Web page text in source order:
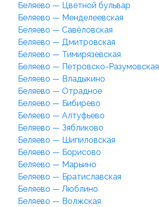
Беляево — Цветной бульвар
Беляево — Менделеевская
Беляево — Савёловская
Беляево — Дмитровская
Беляево — Тимирязевская
Беляево — Петровско-Разумовская
Беляево — Владыкино
Беляево — Отрадное
Беляево — Бибирево
Беляево — Алтуфьево
Беляево — Зябликово
Беляево — Шипиловская
Беляево — Борисово
Беляево — Марьино
Беляево — Братиславская
Беляево — Люблино
Беляево — Волжская